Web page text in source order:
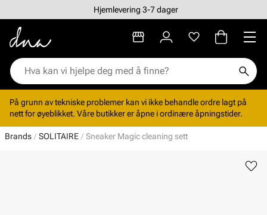
Hjemlevering 3-7 dager
På grunn av tekniske problemer kan vi ikke behandle ordre lagt på
nett for øyeblikket. Våre butikker er åpne i ordinære åpningstider.
Brands SOLITAIRE Sneaker Magic cleaning sett